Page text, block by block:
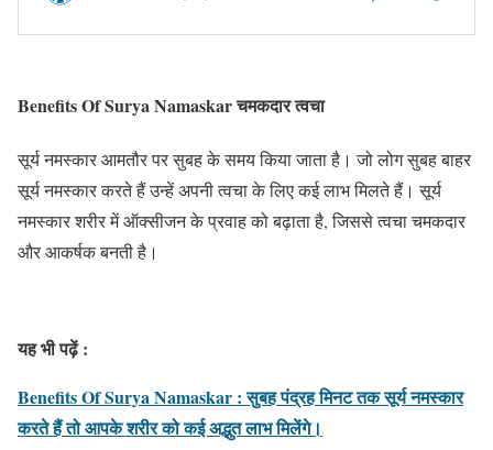
Benefits Of Surya Namaskarचमकदार त्वचा
सूर्य नमस्कार आमतौर पर सुबह के समय किया जाता है। जो लोग सुबह बाहर
सूर्य नमस्कार करते हैं उन्हें अपनी त्वचा के लिए कई लाभ मिलते हैं। सूर्य
नमस्कार शरीर में ऑक्सीजन के प्रवाह को बढ़ाता है, जिससे त्वचा चमकदार
और आकर्षक बनती है।
यह भी पढ़ें :
Benefits Of Surya Namaskar : सुबह पंद्रह मिनट तक सूर्य नमस्कार
करते हैं तो आपके शरीर को कई अद्भुत लाभ मिलेंगे।